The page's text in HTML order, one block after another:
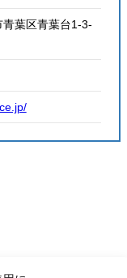
区青葉台1-3-